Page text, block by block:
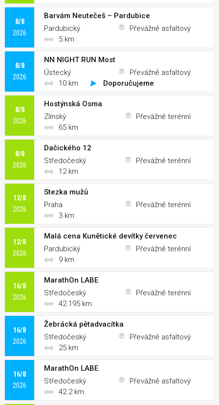
8/8
2026
Pardubický
Barvám Neutečeš – Pardubice
Převážně asfaltový
5 km
8/8
2026
Ústecký
NN NIGHT RUN Most
Převážně asfaltový
10 km
Doporučujeme
8/8
2026
Zlínský
Hostýnská Osma
Převážně terénní
65 km
8/8
2026
Středočeský
Dačického 12
Převážně terénní
12 km
12/8
2026
Praha
Stezka mužů
Převážně terénní
3 km
12/8
2026
Pardubický
Malá cena Kunětické devítky červenec
Převážně terénní
9 km
16/8
2026
Středočeský
MarathOn LABE
Převážně terénní
42.195 km
16/8
2026
Středočeský
Žebrácká pětadvacítka
Převážně asfaltový
25 km
16/8
2026
Středočeský
MarathOn LABE
Převážně asfaltový
42.2 km